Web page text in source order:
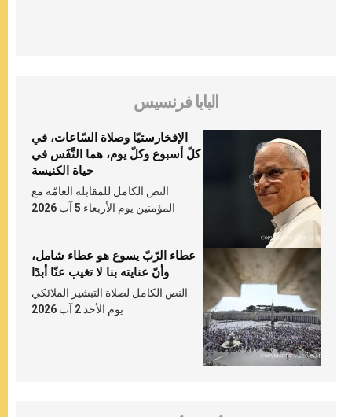
البابا فرنسيس
الإفخارستيّا وصلاة السّاعات، في
كلّ أسبوع وكلّ يوم، هما النَّفَس في
حياة الكنيسة
النص الكامل للمقابلة العامّة مع
المؤمنين يوم الأربعاء 5 آب 2026
عطاء الرّبّ يسوع هو عطاء شامل،
وأنّ عنايته بنا لا تغيب عنّا أبدًا
النص الكامل لصلاة التبشير الملائكي
يوم الأحد 2 آب 2026